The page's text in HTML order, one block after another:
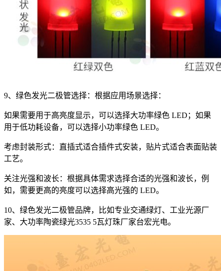
9、绿色发光二极管选择：根据应用场景选择：
如果需要用于高亮度显示，可以选择大功率绿色 LED；如果
用于低功耗设备，可以选择小功率绿色 LED。
考虑封装形式：直插式适合插件式安装，贴片式适合表面贴装
工艺。
关注光强和波长：根据具体需求选择合适的光强和波长，例
如，需要更高的亮度可以选择高光强的 LED。
10、绿色发光二极管品牌，比如专业交通绿灯、工业光源厂
家、大功率陶瓷绿光3535 5瓦灯珠厂家台宏光电。